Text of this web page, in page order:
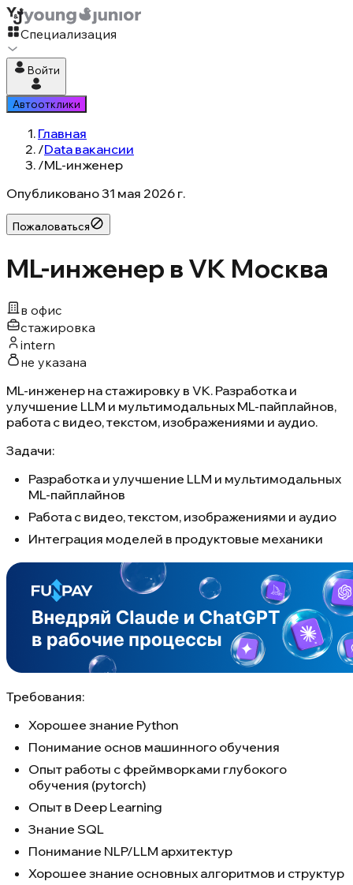
Специализация
Войти
Автоотклики
Главная
/Data вакансии
/ML-инженер
Опубликовано31 мая 2026 г.
Пожаловаться
ML-инженер в VK Москва
в офис
стажировка
intern
не указана
ML-инженер на стажировку в VK. Разработка и
улучшение LLM и мультимодальных ML-пайплайнов,
работа с видео, текстом, изображениями и аудио.
Задачи:
Разработка и улучшение LLM и мультимодальных
ML-пайплайнов
Работа с видео, текстом, изображениями и аудио
Интеграция моделей в продуктовые механики
Требования:
Хорошее знание Python
Понимание основ машинного обучения
Опыт работы с фреймворками глубокого
обучения (pytorch)
Опыт в Deep Learning
Знание SQL
Понимание NLP/LLM архитектур
Хорошее знание основных алгоритмов и структур